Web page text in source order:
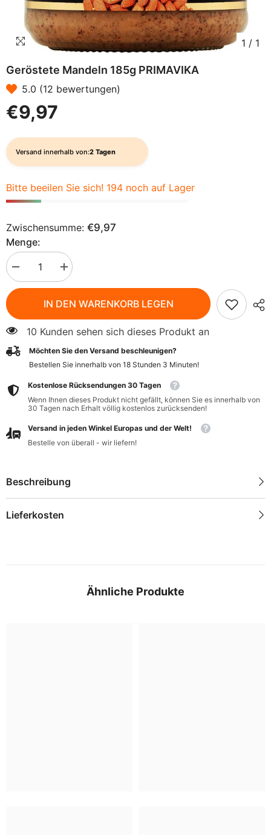
1 / 1
Geröstete Mandeln 185g PRIMAVIKA
5.0 (12 bewertungen)
€9,97
Versand innerhalb von:2 Tagen
Bitte beeilen Sie sich! 194 noch auf Lager
Zwischensumme: €9,97
Menge:
verringern
für
Geröstete
185g
PRIMAVIKA
Menge
erhöhen
für
Geröstete
Mandeln
IN DEN WARENKORB LEGEN
10 Kunden sehen sich dieses Produkt an
Möchten Sie den Versand beschleunigen?
Bestellen Sie innerhalb von 18 Stunden 3 Minuten!
Kostenlose Rücksendungen 30 Tagen
Wenn Ihnen dieses Produkt nicht gefällt, können Sie es innerhalb von
30 Tagen nach Erhalt völlig kostenlos zurücksenden!
Versand in jeden Winkel Europas und der Welt!
Bestelle von überall - wir liefern!
Beschreibung
Lieferkosten
Ähnliche Produkte